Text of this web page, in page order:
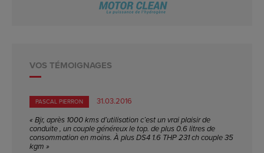
VOS TÉMOIGNAGES
PASCAL PIERRON
31.03.2016
« Bjr, après 1000 kms d’utilisation c’est un vrai plaisir de
conduite , un couple généreux le top. de plus 0.6 litres de
consommation en moins. À plus DS4 1.6 THP 231 ch couple 35
kgm »